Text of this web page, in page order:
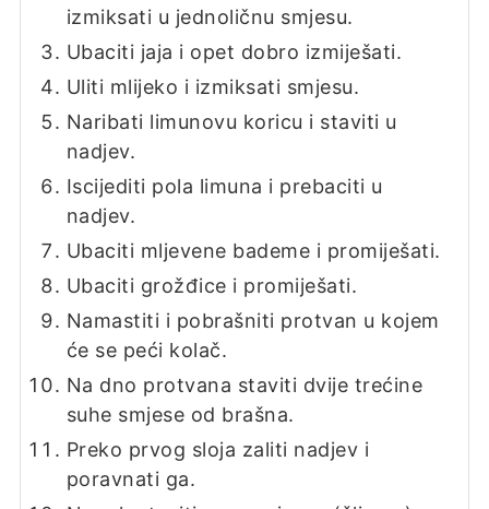
izmiksati u jednoličnu smjesu.
Ubaciti jaja i opet dobro izmiješati.
Uliti mlijeko i izmiksati smjesu.
Naribati limunovu koricu i staviti u
nadjev.
Iscijediti pola limuna i prebaciti u
nadjev.
Ubaciti mljevene bademe i promiješati.
Ubaciti grožđice i promiješati.
Namastiti i pobrašniti protvan u kojem
će se peći kolač.
Na dno protvana staviti dvije trećine
suhe smjese od brašna.
Preko prvog sloja zaliti nadjev i
poravnati ga.